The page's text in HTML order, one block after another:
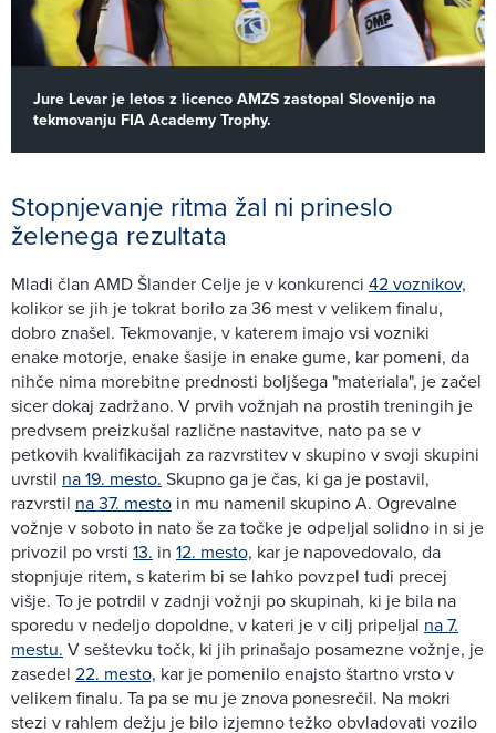
Jure Levar je letos z licenco AMZS zastopal Slovenijo na
tekmovanju FIA Academy Trophy.
Stopnjevanje ritma žal ni prineslo
želenega rezultata
Mladi član AMD Šlander Celje je v konkurenci 42 voznikov,
kolikor se jih je tokrat borilo za 36 mest v velikem finalu,
dobro znašel. Tekmovanje, v katerem imajo vsi vozniki
enake motorje, enake šasije in enake gume, kar pomeni, da
nihče nima morebitne prednosti boljšega "materiala", je začel
sicer dokaj zadržano. V prvih vožnjah na prostih treningih je
predvsem preizkušal različne nastavitve, nato pa se v
petkovih kvalifikacijah za razvrstitev v skupino v svoji skupini
uvrstil na 19. mesto. Skupno ga je čas, ki ga je postavil,
razvrstil na 37. mesto in mu namenil skupino A. Ogrevalne
vožnje v soboto in nato še za točke je odpeljal solidno in si je
privozil po vrsti 13. in 12. mesto, kar je napovedovalo, da
stopnjuje ritem, s katerim bi se lahko povzpel tudi precej
višje. To je potrdil v zadnji vožnji po skupinah, ki je bila na
sporedu v nedeljo dopoldne, v kateri je v cilj pripeljal na 7.
mestu. V seštevku točk, ki jih prinašajo posamezne vožnje, je
zasedel 22. mesto, kar je pomenilo enajsto štartno vrsto v
velikem finalu. Ta pa se mu je znova ponesrečil. Na mokri
stezi v rahlem dežju je bilo izjemno težko obvladovati vozilo